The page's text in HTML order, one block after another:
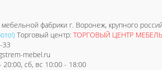
фабрики г. Воронеж, крупного
Торговый центр: ТОРГОВЫЙ ЦЕНТР
33
mebel.ru
сб, вс 10:00 - 18:00